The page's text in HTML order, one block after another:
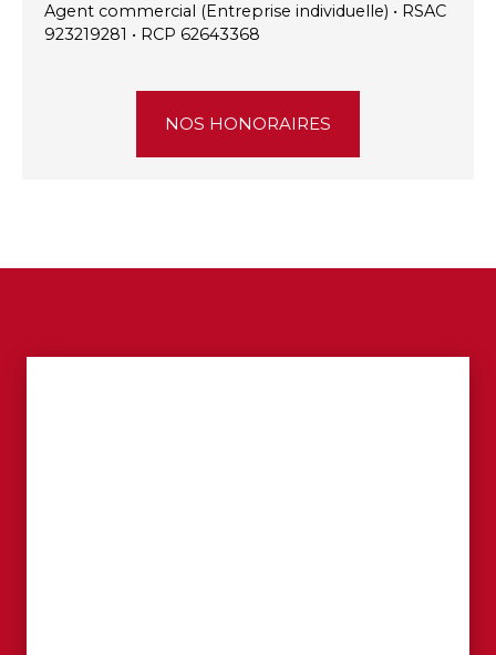
Agent commercial (Entreprise individuelle) • RSAC
923219281 • RCP 62643368
NOS HONORAIRES